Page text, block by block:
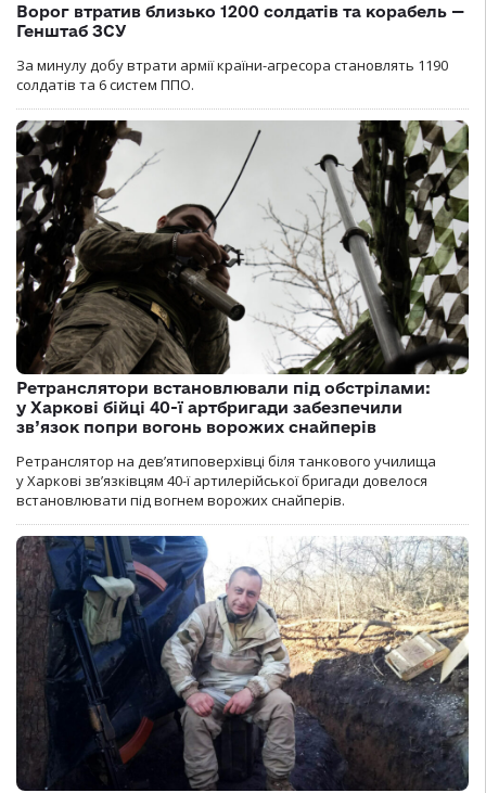
Ворог втратив близько 1200 солдатів та корабель —
Генштаб ЗСУ
За минулу добу втрати армії країни-агресора становлять 1190
солдатів та 6 систем ППО.
Ретранслятори встановлювали під обстрілами:
у Харкові бійці 40-ї артбригади забезпечили
зв’язок попри вогонь ворожих снайперів
Ретранслятор на дев’ятиповерхівці біля танкового училища
у Харкові зв’язківцям 40-ї артилерійської бригади довелося
встановлювати під вогнем ворожих снайперів.